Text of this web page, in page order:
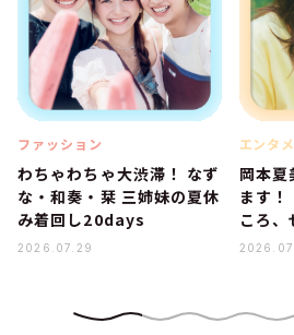
ファッション
わちゃわちゃ大渋滞！ なず
な・和奏・栞 三姉妹の夏休
み着回し20days
2026.07.29
エンタメ
岡本夏
ます
ころ、